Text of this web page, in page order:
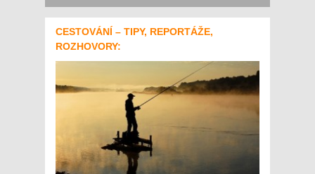
CESTOVÁNÍ – TIPY, REPORTÁŽE,
ROZHOVORY: